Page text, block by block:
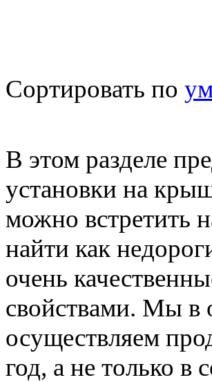
Сортировать по
В этом разделе
установки на
можно встретить
найти как
очень
свойствами. Мы в
осуществляем
год, а не только в